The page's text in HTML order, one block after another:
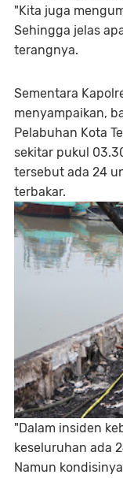
"Kita juga
Sehingga jelas
terangnya.
Sementara
menyampaikan,
Pelabuhan Kota
sekitar pukul
tersebut ada 24
terbakar.
"Dalam insiden
keseluruhan ada
Namun